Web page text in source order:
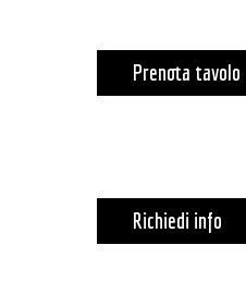
Prenota tavolo
Richiedi info